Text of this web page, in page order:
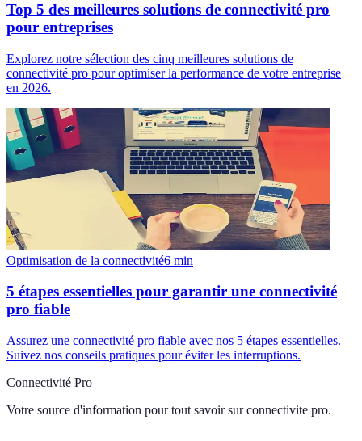
Top 5 des meilleures solutions de connectivité pro
pour entreprises
Explorez notre sélection des cinq meilleures solutions de
connectivité pro pour optimiser la performance de votre entreprise
en 2026.
Optimisation de la connectivité6 min
5 étapes essentielles pour garantir une connectivité
pro fiable
Assurez une connectivité pro fiable avec nos 5 étapes essentielles.
Suivez nos conseils pratiques pour éviter les interruptions.
Connectivité Pro
Votre source d'information pour tout savoir sur connectivite pro.